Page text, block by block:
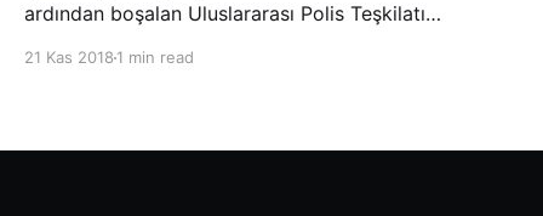
ardından boşalan Uluslararası Polis Teşkilatı
21 Kas 2018 1 min read